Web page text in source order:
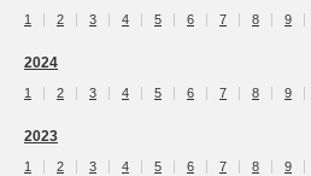
1 2 3 4 5 6 7 8 9
2024
1 2 3 4 5 6 7 8 9
2023
1 2 3 4 5 6 7 8 9